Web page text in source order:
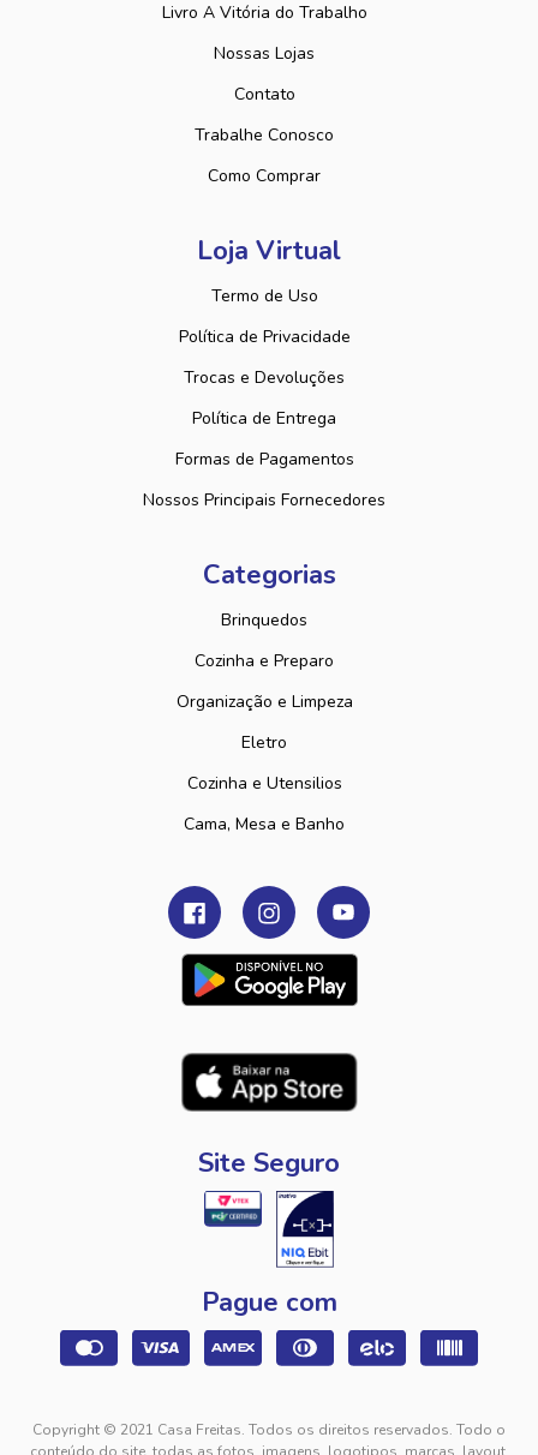
Livro A Vitória do Trabalho
Nossas Lojas
Contato
Trabalhe Conosco
Como Comprar
Loja Virtual
Termo de Uso
Política de Privacidade
Trocas e Devoluções
Política de Entrega
Formas de Pagamentos
Nossos Principais Fornecedores
Categorias
Brinquedos
Cozinha e Preparo
Organização e Limpeza
Eletro
Cozinha e Utensilios
Cama, Mesa e Banho
Site Seguro
Pague com
Copyright © 2021 Casa Freitas. Todos os direitos reservados. Todo o
conteúdo do site, todas as fotos, imagens, logotipos, marcas, layout,